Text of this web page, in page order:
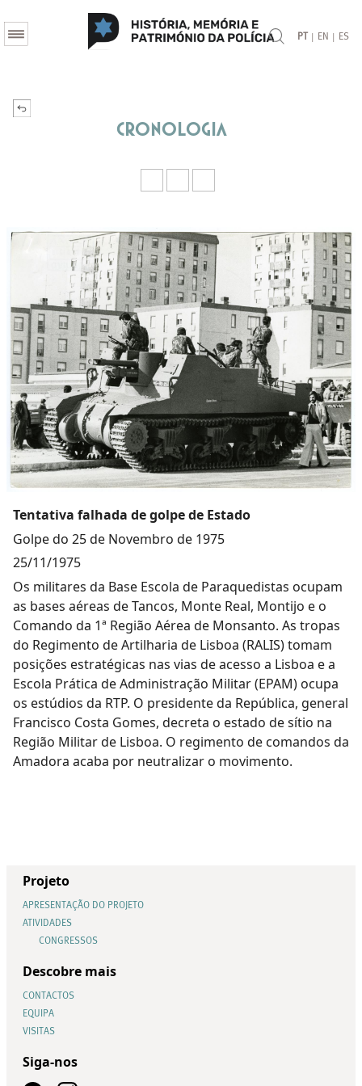
PT | EN | ES
Cronologia
Tentativa falhada de golpe de Estado
Golpe do 25 de Novembro de 1975
25/11/1975
Os militares da Base Escola de Paraquedistas ocupam
as bases aéreas de Tancos, Monte Real, Montijo e o
Comando da 1ª Região Aérea de Monsanto. As tropas
do Regimento de Artilharia de Lisboa (RALIS) tomam
posições estratégicas nas vias de acesso a Lisboa e a
Escola Prática de Administração Militar (EPAM) ocupa
os estúdios da RTP. O presidente da República, general
Francisco Costa Gomes, decreta o estado de sítio na
Região Militar de Lisboa. O regimento de comandos da
Amadora acaba por neutralizar o movimento.
Projeto
APRESENTAÇÃO DO PROJETO
ATIVIDADES
CONGRESSOS
Descobre mais
CONTACTOS
EQUIPA
VISITAS
Siga-nos